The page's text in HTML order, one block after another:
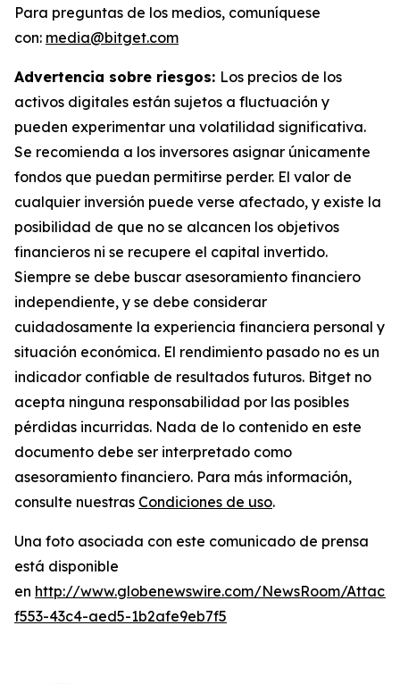
Para preguntas de los medios, comuníquese
con: media@bitget.com
Advertencia sobre riesgos: Los precios de los
activos digitales están sujetos a fluctuación y
pueden experimentar una volatilidad significativa.
Se recomienda a los inversores asignar únicamente
fondos que puedan permitirse perder. El valor de
cualquier inversión puede verse afectado, y existe la
posibilidad de que no se alcancen los objetivos
financieros ni se recupere el capital invertido.
Siempre se debe buscar asesoramiento financiero
independiente, y se debe considerar
cuidadosamente la experiencia financiera personal y
situación económica. El rendimiento pasado no es un
indicador confiable de resultados futuros. Bitget no
acepta ninguna responsabilidad por las posibles
pérdidas incurridas. Nada de lo contenido en este
documento debe ser interpretado como
asesoramiento financiero. Para más información,
consulte nuestras Condiciones de uso.
Una foto asociada con este comunicado de prensa
está disponible
en http://www.globenewswire.com/NewsRoom/
f553-43c4-aed5-1b2afe9eb7f5